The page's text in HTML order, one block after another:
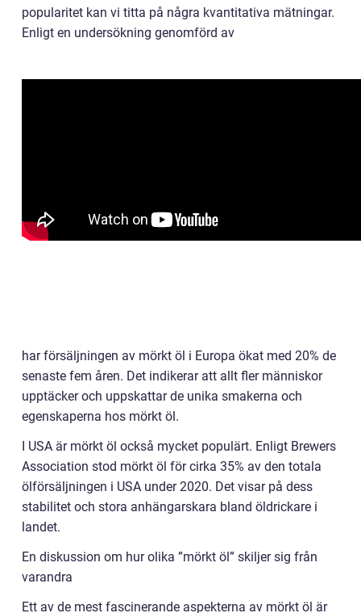
popularitet kan vi titta på några kvantitativa mätningar.
Enligt en undersökning genomförd av
har försäljningen av mörkt öl i Europa ökat med 20% de
senaste fem åren. Det indikerar att allt fler människor
upptäcker och uppskattar de unika smakerna och
egenskaperna hos mörkt öl.
I USA är mörkt öl också mycket populärt. Enligt Brewers
Association stod mörkt öl för cirka 35% av den totala
ölförsäljningen i USA under 2020. Det visar på dess
stabilitet och stora anhängarskara bland öldrickare i
landet.
En diskussion om hur olika ”mörkt öl” skiljer sig från
varandra
Ett av de mest fascinerande aspekterna av mörkt öl är